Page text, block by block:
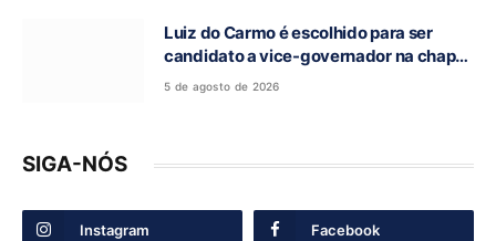
Luiz do Carmo é escolhido para ser
candidato a vice-governador na chapa
de Daniel Vilela
5 de agosto de 2026
SIGA-NÓS
Instagram Facebook